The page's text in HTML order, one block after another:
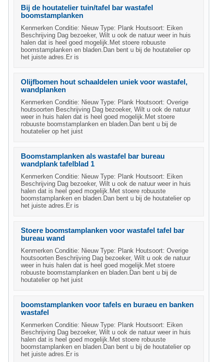
Bij de houtatelier tuin/tafel bar wastafel
boomstamplanken
Kenmerken Conditie: Nieuw Type: Plank Houtsoort: Eiken
Beschrijving Dag bezoeker, Wilt u ook de natuur weer in huis
halen dat is heel goed mogelijk.Met stoere robuuste
boomstamplanken en bladen.Dan bent u bij de houtatelier op
het juiste adres.Er is
Olijfbomen hout schaaldelen uniek voor wastafel,
wandplanken
Kenmerken Conditie: Nieuw Type: Plank Houtsoort: Overige
houtsoorten Beschrijving Dag bezoeker, Wilt u ook de natuur
weer in huis halen dat is heel goed mogelijk.Met stoere
robuuste boomstamplanken en bladen.Dan bent u bij de
houtatelier op het juist
Boomstamplanken als wastafel bar bureau
wandplank tafelblad 1
Kenmerken Conditie: Nieuw Type: Plank Houtsoort: Eiken
Beschrijving Dag bezoeker, Wilt u ook de natuur weer in huis
halen dat is heel goed mogelijk.Met stoere robuuste
boomstamplanken en bladen.Dan bent u bij de houtatelier op
het juiste adres.Er is
Stoere boomstamplanken voor wastafel tafel bar
bureau wand
Kenmerken Conditie: Nieuw Type: Plank Houtsoort: Overige
houtsoorten Beschrijving Dag bezoeker, Wilt u ook de natuur
weer in huis halen dat is heel goed mogelijk.Met stoere
robuuste boomstamplanken en bladen.Dan bent u bij de
houtatelier op het juist
boomstamplanken voor tafels en buraeu en banken
wastafel
Kenmerken Conditie: Nieuw Type: Plank Houtsoort: Eiken
Beschrijving Dag bezoeker, Wilt u ook de natuur weer in huis
halen dat is heel goed mogelijk.Met stoere robuuste
boomstamplanken en bladen.Dan bent u bij de houtatelier op
het juiste adres.Er is